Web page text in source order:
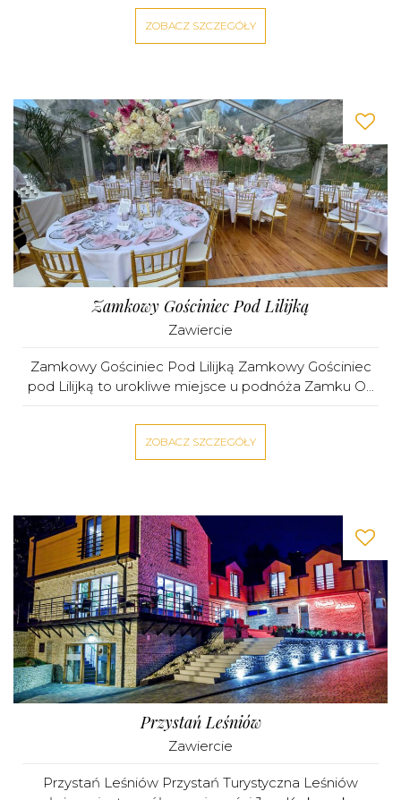
ZOBACZ SZCZEGÓŁY
Zamkowy Gościniec Pod Lilijką
Zawiercie
Zamkowy Gościniec Pod Lilijką Zamkowy Gościniec
pod Lilijką to urokliwe miejsce u podnóża Zamku O...
ZOBACZ SZCZEGÓŁY
Przystań Leśniów
Zawiercie
Przystań Leśniów Przystań Turystyczna Leśniów